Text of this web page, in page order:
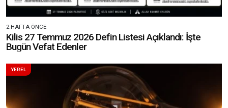
2 HAFTA ÖNCE
Kilis 27 Temmuz 2026 Defin Listesi Açıklandı: İşte
Bugün Vefat Edenler
YEREL